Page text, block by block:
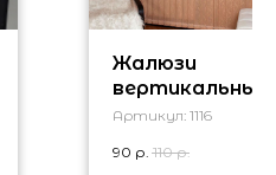
Жалюзи
вертикальные
тканевые
ые
Артикул: 1116
90 р. 110 р.